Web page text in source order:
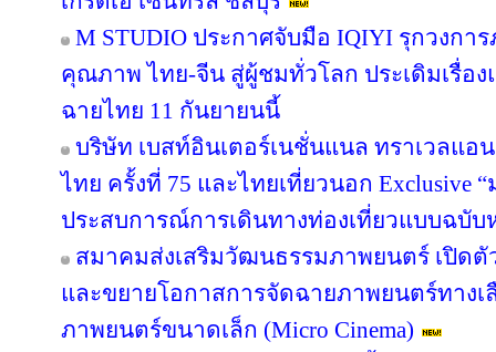
M STUDIO ประกาศจับมือ IQIYI รุกวงกา
คุณภาพ ไทย-จีน สู่ผู้ชมทั่วโลก ประเดิมเรื่องแร
ฉายไทย 11 กันยายนนี้
บริษัท เบสท์อินเตอร์เนชั่นแนล ทราเวลแอ
ไทย ครั้งที่ 75 และไทยเที่ยวนอก Exclusive
ประสบการณ์การเดินทางท่องเที่ยวแบบฉบั
สมาคมส่งเสริมวัฒนธรรมภาพยนตร์ เปิดตั
และขยายโอกาสการจัดฉายภาพยนตร์ทาง
ภาพยนตร์ขนาดเล็ก (Micro Cinema)